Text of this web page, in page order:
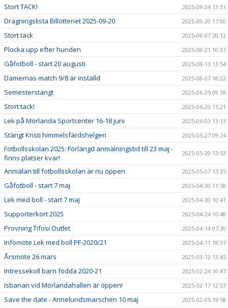
Stort TACK! 2025-09-24 13:51
Dragningslista Billotteriet 2025-09-20 2025-09-20 17:00
Stort tack 2025-09-07 20:12
Plocka upp efter hunden 2025-08-21 10:37
Gåfotboll - start 20 augusti 2025-08-13 13:54
Damernas match 9/8 är inställd 2025-08-07 18:22
Semesterstängt 2025-06-25 09:59
Stort tack! 2025-06-23 15:21
Lek på Mörlanda Sportcenter 16-18 juni 2025-06-03 13:13
Stängt Kristi himmelsfärdshelgen 2025-05-27 09:24
Fotbollsskolan 2025: Förlängd anmälningstid till 23 maj -
finns platser kvar!
2025-05-20 13:53
Anmälan till fotbollsskolan är nu öppen 2025-05-07 13:35
Gåfotboll - start 7 maj 2025-04-30 11:58
Lek med boll - start 7 maj 2025-04-30 10:41
Supporterkort 2025 2025-04-24 10:48
Provning Tifosi Outlet 2025-04-14 07:30
Infomöte Lek med boll PF-2020/21 2025-04-11 18:37
Årsmöte 26 mars 2025-03-12 13:45
Intressekoll barn födda 2020-21 2025-02-24 10:47
Isbanan vid Mörlandahallen är öppen! 2025-02-17 12:57
Save the date - Annelundsmarschen 10 maj 2025-02-05 19:58